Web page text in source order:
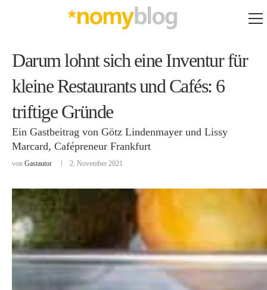
Darum lohnt sich eine Inventur für
kleine Restaurants und Cafés: 6
triftige Gründe
Ein Gastbeitrag von Götz Lindenmayer und Lissy
Marcard, Cafépreneur Frankfurt
von Gastautor 2. November 2021